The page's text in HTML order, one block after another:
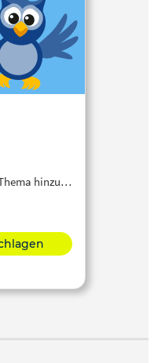
hinzu…